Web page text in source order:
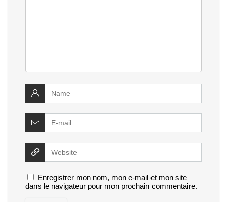
Enregistrer mon nom, mon e-mail et mon site
dans le navigateur pour mon prochain commentaire.